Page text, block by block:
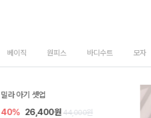
베이직 원피스 바디수트 모자
모나 아기 블라우스 세트
40% 24,000원 40,000원